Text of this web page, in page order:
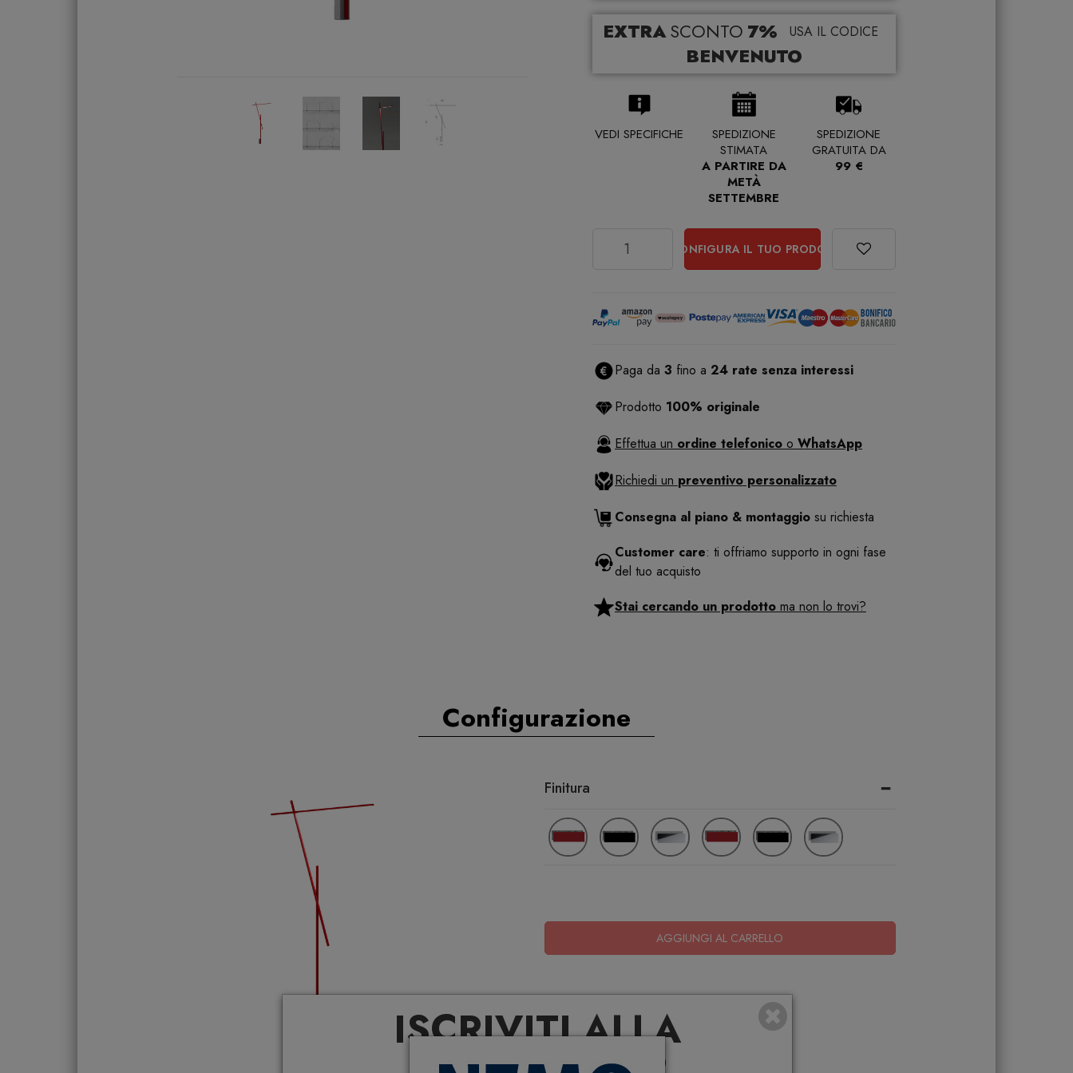
ISCRIVITI ALLA
EXTRA SCONTO 7% USA IL CODICE
BENVENUTO
VEDI SPECIFICHE
SPEDIZIONE
STIMATA
A PARTIRE DA
METÀ
SETTEMBRE
SPEDIZIONE
GRATUITA DA
99 €
CONFIGURA IL TUO PRODOTTO
Paga da 3 fino a 24 rate senza interessi
Prodotto 100% originale
Effettua un ordine telefonico o WhatsApp
Richiedi un preventivo personalizzato
Consegna al piano & montaggio su richiesta
Customer care: ti offriamo supporto in ogni fase
del tuo acquisto
Stai cercando un prodotto ma non lo trovi?
Configurazione
Finitura -
AGGIUNGI AL CARRELLO